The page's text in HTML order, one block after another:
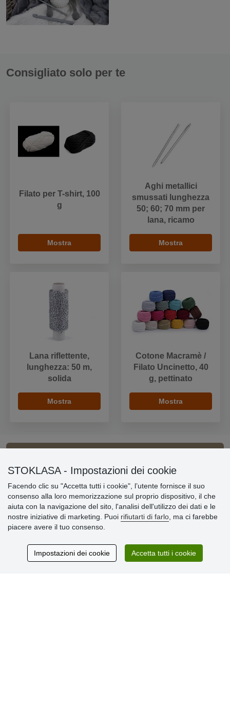
Consigliato solo per te
Filato per T-shirt, 100
g
Mostra
Aghi metallici
smussati lunghezza
50; 60; 70 mm per
lana, ricamo
Mostra
Lana riflettente,
lunghezza: 50 m,
solida
Mostra
Cotone Macramè /
Filato Uncinetto, 40
g, pettinato
Mostra
Informazioni importanti
» Impostazioni dei cookie
» Termini & Condizioni
» Informativa sulla Privacy
» Consegna e pagamento
» Garanzia e resi
STOKLASA - Impostazioni dei cookie
Facendo clic su "Accetta tutti i cookie", l’utente fornisce il suo
consenso alla loro memorizzazione sul proprio dispositivo, il che
aiuta con la navigazione del sito, l'analisi dell'utilizzo dei dati e le
nostre iniziative di marketing. Puoi rifiutarti di farlo , ma ci farebbe
piacere avere il tuo consenso.
Impostazioni dei cookie Accetta tutti i cookie